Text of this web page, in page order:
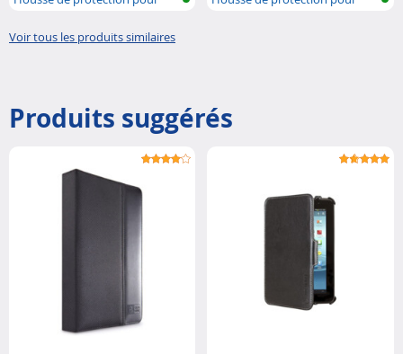
Voir tous les produits similaires
Produits suggérés